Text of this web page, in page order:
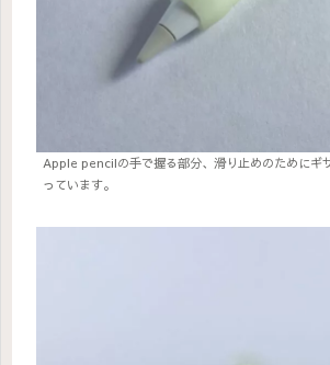
Apple pencilの手で握る部分、滑り止めのためにギ
っています。